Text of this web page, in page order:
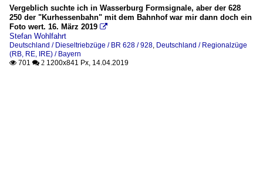
Vergeblich suchte ich in Wasserburg Formsignale, aber der 628
250 der "Kurhessenbahn" mit dem Bahnhof war mir dann doch ein
Foto wert. 16. März 2019 
Stefan Wohlfahrt
Deutschland / Dieseltriebzüge / BR 628 / 928, Deutschland / Regionalzüge
(RB, RE, IRE) / Bayern
 701  2 1200x841 Px, 14.04.2019